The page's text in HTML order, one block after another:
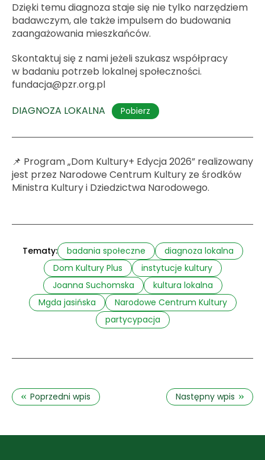
Dzięki temu diagnoza staje się nie tylko narzędziem
badawczym, ale także impulsem do budowania
zaangażowania mieszkańców.
Skontaktuj się z nami jeżeli szukasz współpracy
w badaniu potrzeb lokalnej społeczności.
fundacja@pzr.org.pl
DIAGNOZA LOKALNA
Pobierz
📌 Program „Dom Kultury+ Edycja 2026” realizowany
jest przez Narodowe Centrum Kultury ze środków
Ministra Kultury i Dziedzictwa Narodowego.
Tematy: badania społeczne
diagnoza lokalna
Dom Kultury Plus
instytucje kultury
Joanna Suchomska
kultura lokalna
Mgda jasińska
Narodowe Centrum Kultury
partycypacja
« Poprzedni wpis Następny wpis »